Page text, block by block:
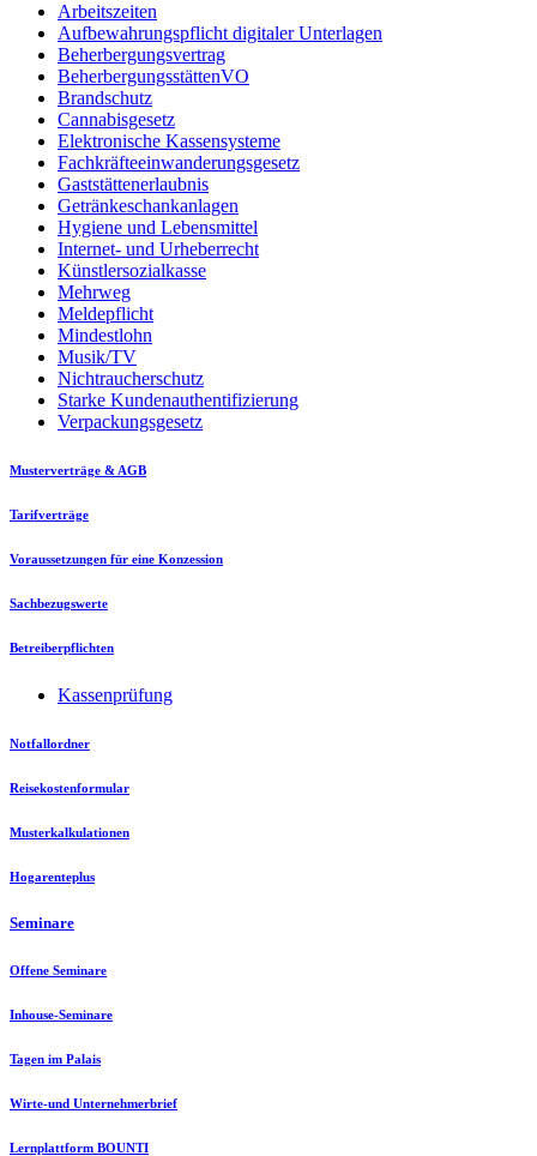
Arbeitszeiten
Aufbewahrungspflicht digitaler Unterlagen
Beherbergungsvertrag
BeherbergungsstättenVO
Brandschutz
Cannabisgesetz
Elektronische Kassensysteme
Fachkräfteeinwanderungsgesetz
Gaststättenerlaubnis
Getränkeschankanlagen
Hygiene und Lebensmittel
Internet- und Urheberrecht
Künstlersozialkasse
Mehrweg
Meldepflicht
Mindestlohn
Musik/TV
Nichtraucherschutz
Starke Kundenauthentifizierung
Verpackungsgesetz
Musterverträge & AGB
Tarifverträge
Voraussetzungen für eine Konzession
Sachbezugswerte
Betreiberpflichten
Kassenprüfung
Notfallordner
Reisekostenformular
Musterkalkulationen
Hogarenteplus
Seminare
Offene Seminare
Inhouse-Seminare
Tagen im Palais
Wirte-und Unternehmerbrief
Lernplattform BOUNTI